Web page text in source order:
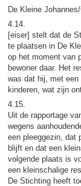
De Kleine
4.14.
[eiser] stelt dat de
te plaatsen in De
op het moment van
bewoner daar. Het
was dat hij, met
kinderen, wat zijn
4.15.
Uit de rapportage
wegens
een pleeggezin, dat
blijft en dat een
volgende plaats is
een kleinschalige
De Stichting heeft